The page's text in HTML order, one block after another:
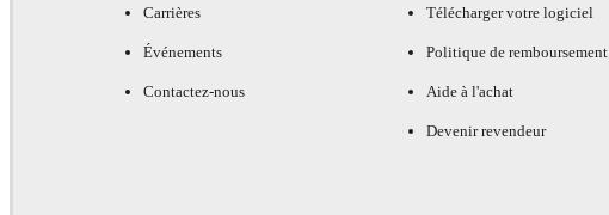
Carrières
Événements
Contactez-nous
Télécharger votre logiciel
Politique de remboursement
Aide à l'achat
Devenir revendeur